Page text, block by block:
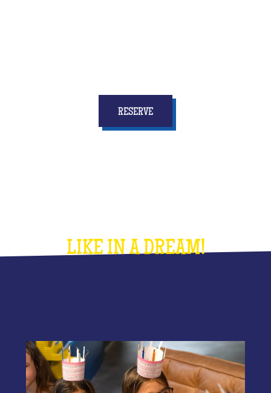
RESERVE
LIKE IN A DREAM!